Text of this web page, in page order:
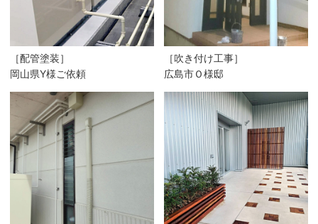
［配管塗装］
岡山県Y様ご依頼
［吹き付け工事］
広島市Ｏ様邸